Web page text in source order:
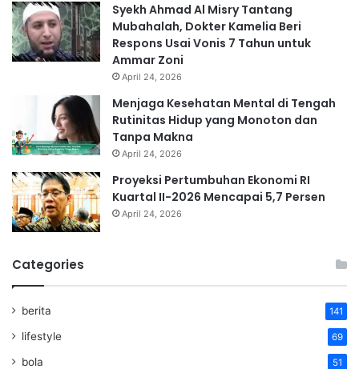
Syekh Ahmad Al Misry Tantang
Mubahalah, Dokter Kamelia Beri
Respons Usai Vonis 7 Tahun untuk
Ammar Zoni
April 24, 2026
Menjaga Kesehatan Mental di Tengah
Rutinitas Hidup yang Monoton dan
Tanpa Makna
April 24, 2026
Proyeksi Pertumbuhan Ekonomi RI
Kuartal II-2026 Mencapai 5,7 Persen
April 24, 2026
Categories
berita 141
lifestyle 69
bola 51